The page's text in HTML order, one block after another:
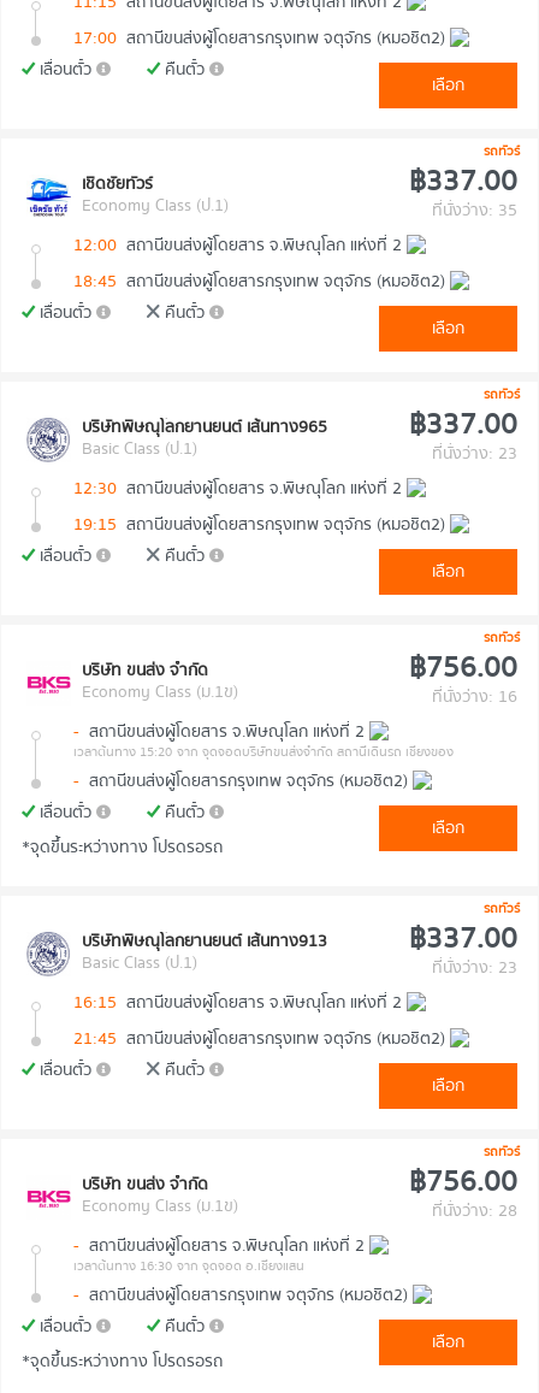
17:00 สถานีขนส่งผู้โดยสารกรุงเทพ จตุจักร (หมอชิต2)
เลื่อนตั๋ว
คืนตั๋ว
เลือก
รถทัวร์
เชิดชัยทัวร์
Economy Class (ป.1)
฿337.00
ที่นั่งว่าง: 35
12:00 สถานีขนส่งผู้โดยสาร จ.พิษณุโลก แห่งที่ 2
18:45 สถานีขนส่งผู้โดยสารกรุงเทพ จตุจักร (หมอชิต2)
เลื่อนตั๋ว
คืนตั๋ว
เลือก
รถทัวร์
บริษัทพิษณุโลกยานยนต์ เส้นทาง965
Basic Class (ป.1)
฿337.00
ที่นั่งว่าง: 23
12:30 สถานีขนส่งผู้โดยสาร จ.พิษณุโลก แห่งที่ 2
19:15 สถานีขนส่งผู้โดยสารกรุงเทพ จตุจักร (หมอชิต2)
เลื่อนตั๋ว
คืนตั๋ว
เลือก
รถทัวร์
บริษัท ขนส่ง จำกัด
Economy Class (ม.1ข)
฿756.00
ที่นั่งว่าง: 16
- สถานีขนส่งผู้โดยสาร จ.พิษณุโลก แห่งที่ 2
เวลาต้นทาง 15:20 จาก จุดจอดบริษัทขนส่งจำกัด สถานีเดินรถ เชียงของ
- สถานีขนส่งผู้โดยสารกรุงเทพ จตุจักร (หมอชิต2)
เลื่อนตั๋ว
คืนตั๋ว
*จุดขึ้นระหว่างทาง โปรดรอรถ
เลือก
รถทัวร์
บริษัทพิษณุโลกยานยนต์ เส้นทาง913
Basic Class (ป.1)
฿337.00
ที่นั่งว่าง: 23
16:15 สถานีขนส่งผู้โดยสาร จ.พิษณุโลก แห่งที่ 2
21:45 สถานีขนส่งผู้โดยสารกรุงเทพ จตุจักร (หมอชิต2)
เลื่อนตั๋ว
คืนตั๋ว
เลือก
รถทัวร์
บริษัท ขนส่ง จำกัด
Economy Class (ม.1ข)
฿756.00
ที่นั่งว่าง: 28
- สถานีขนส่งผู้โดยสาร จ.พิษณุโลก แห่งที่ 2
เวลาต้นทาง 16:30 จาก จุดจอด อ.เชียงแสน
- สถานีขนส่งผู้โดยสารกรุงเทพ จตุจักร (หมอชิต2)
เลื่อนตั๋ว
คืนตั๋ว
*จุดขึ้นระหว่างทาง โปรดรอรถ
เลือก